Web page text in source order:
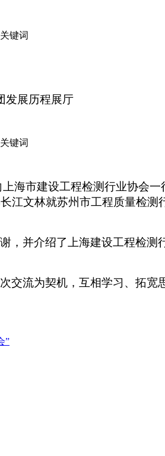
发展历程展厅
海市建设工程检测行业协会
文林就苏州市工程质量检测
，并介绍了上海建设工程检测
流为契机，互相学习、拓宽
”